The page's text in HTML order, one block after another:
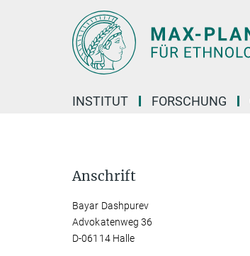
INSTITUT FORSCHUNG
Anschrift
Bayar Dashpurev
Advokatenweg 36
D-06114 Halle